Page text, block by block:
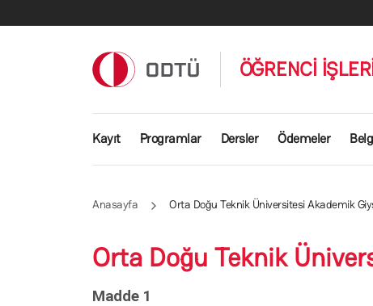
ÖĞRENCİ
Ana gezinti menüsü
Kayıt Programlar Dersler Ödemeler
Anasayfa Orta Doğu Teknik Üniversitesi Akademik
Orta Doğu Teknik
Madde 1